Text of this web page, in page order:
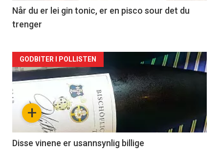
2
Når du er lei gin tonic, er en pisco sour det du
trenger
Forsiden
akkurat
nå
3
+
GODBITER I POLLISTEN
Disse vinene er usannsynlig billige